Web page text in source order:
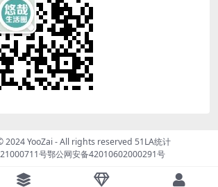
2024YooZai - All rights reserved 51LA统计
号鄂公网安备42010602000291号